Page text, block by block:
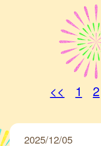
<< 1 2
2025/12/05